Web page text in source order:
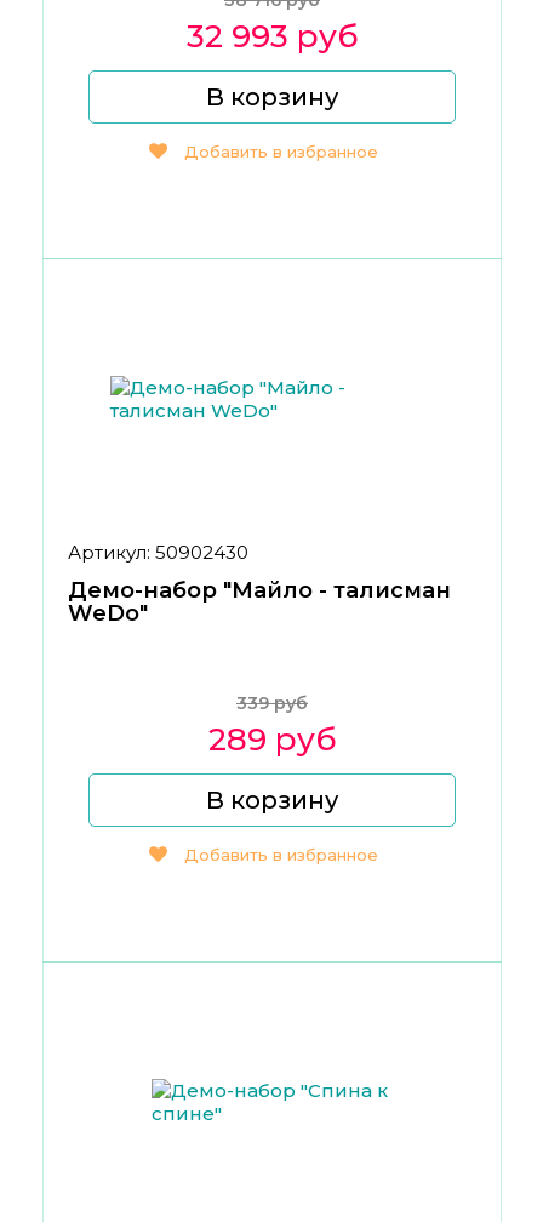
32 993 руб
В корзину
Добавить в избранное
Артикул: 50902430
Демо-набор "Майло - талисман
WeDo"
339 руб
289 руб
В корзину
Добавить в избранное